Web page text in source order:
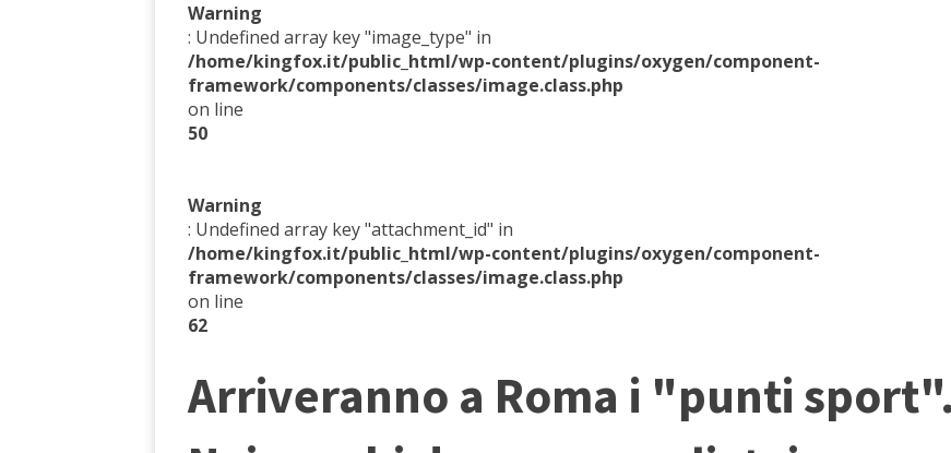
Warning
: Undefined array key "image_type" in
/home/kingfox.it/public_html/wp-content/plugins/oxygen/component-
framework/components/classes/image.class.php
on line
50
Warning
: Undefined array key "attachment_id" in
/home/kingfox.it/public_html/wp-content/plugins/oxygen/component-
framework/components/classes/image.class.php
on line
62
Arriveranno a Roma i "punti sport".